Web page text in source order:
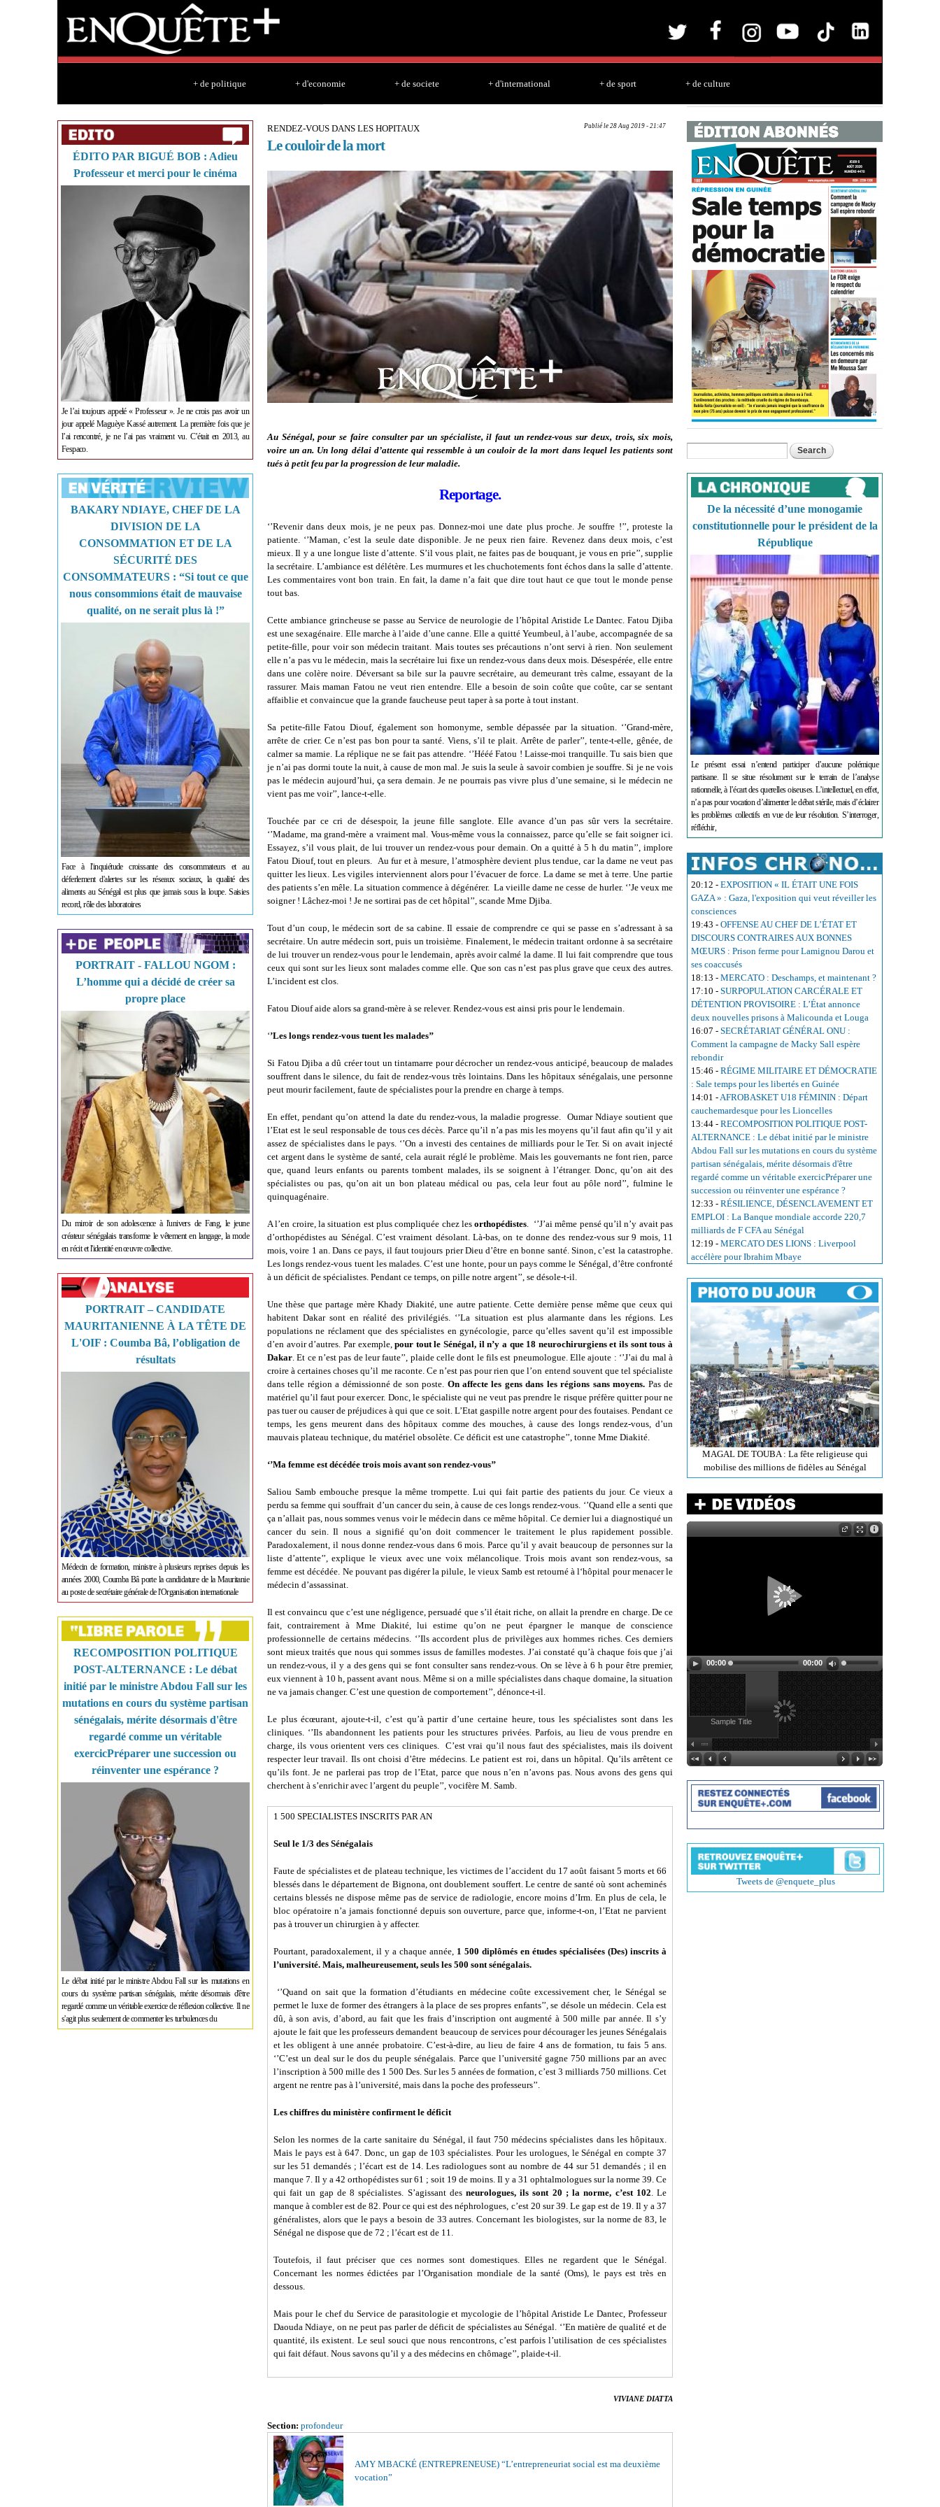
+ de politique + d'economie + de societe + d'international + de sport + de culture
ÉDITO PAR BIGUÉ BOB : Adieu
Professeur et merci pour le cinéma
Je l’ai toujours appelé « Professeur ». Je ne crois pas avoir un
jour appelé Maguèye Kassé autrement. La première fois que je
l’ai rencontré, je ne l’ai pas vraiment vu. C’était en 2013, au
Fespaco.
BAKARY NDIAYE, CHEF DE LA
DIVISION DE LA
CONSOMMATION ET DE LA
SÉCURITÉ DES
CONSOMMATEURS : “Si tout ce que
nous consommions était de mauvaise
qualité, on ne serait plus là !”
Face à l'inquiétude croissante des consommateurs et au
déferlement d'alertes sur les réseaux sociaux, la qualité des
aliments au Sénégal est plus que jamais sous la loupe. Saisies
record, rôle des laboratoires
PORTRAIT - FALLOU NGOM :
L’homme qui a décidé de créer sa
propre place
Du miroir de son adolescence à l'univers de Fang, le jeune
créateur sénégalais transforme le vêtement en langage, la mode
en récit et l'identité en œuvre collective.
PORTRAIT – CANDIDATE
MAURITANIENNE À LA TÊTE DE
L'OIF : Coumba Bâ, l’obligation de
résultats
Médecin de formation, ministre à plusieurs reprises depuis les
années 2000, Coumba Bâ porte la candidature de la Mauritanie
au poste de secrétaire générale de l'Organisation internationale
RECOMPOSITION POLITIQUE
POST-ALTERNANCE : Le débat
initié par le ministre Abdou Fall sur les
mutations en cours du système partisan
sénégalais, mérite désormais d'être
regardé comme un véritable
exercicPréparer une succession ou
réinventer une espérance ?
Le débat initié par le ministre Abdou Fall sur les mutations en
cours du système partisan sénégalais, mérite désormais d'être
regardé comme un véritable exercice de réflexion collective. Il ne
s'agit plus seulement de commenter les turbulences du
Publié le 28 Aug 2019 - 21:47
RENDEZ-VOUS DANS LES HOPITAUX
Le couloir de la mort
Au Sénégal, pour se faire consulter par un spécialiste, il faut un rendez-vous sur deux, trois, six mois,
voire un an. Un long délai d’attente qui ressemble à un couloir de la mort dans lequel les patients sont
tués à petit feu par la progression de leur maladie.
Reportage.
‘’Revenir dans deux mois, je ne peux pas. Donnez-moi une date plus proche. Je souffre !’’, proteste la
patiente. ‘’Maman, c’est la seule date disponible. Je ne peux rien faire. Revenez dans deux mois, c’est
mieux. Il y a une longue liste d’attente. S’il vous plait, ne faites pas de bouquant, je vous en prie’’, supplie
la secrétaire. L’ambiance est délétère. Les murmures et les chuchotements font échos dans la salle d’attente.
Les commentaires vont bon train. En fait, la dame n’a fait que dire tout haut ce que tout le monde pense
tout bas.
Cette ambiance grincheuse se passe au Service de neurologie de l’hôpital Aristide Le Dantec. Fatou Djiba
est une sexagénaire. Elle marche à l’aide d’une canne. Elle a quitté Yeumbeul, à l’aube, accompagnée de sa
petite-fille, pour voir son médecin traitant. Mais toutes ses précautions n’ont servi à rien. Non seulement
elle n’a pas vu le médecin, mais la secrétaire lui fixe un rendez-vous dans deux mois. Désespérée, elle entre
dans une colère noire. Déversant sa bile sur la pauvre secrétaire, au demeurant très calme, essayant de la
rassurer. Mais maman Fatou ne veut rien entendre. Elle a besoin de soin coûte que coûte, car se sentant
affaiblie et convaincue que la grande faucheuse peut taper à sa porte à tout instant.
Sa petite-fille Fatou Diouf, également son homonyme, semble dépassée par la situation. ‘’Grand-mère,
arrête de crier. Ce n’est pas bon pour ta santé. Viens, s’il te plait. Arrête de parler’’, tente-t-elle, gênée, de
calmer sa mamie. La réplique ne se fait pas attendre. ‘’Hééé Fatou ! Laisse-moi tranquille. Tu sais bien que
je n’ai pas dormi toute la nuit, à cause de mon mal. Je suis la seule à savoir combien je souffre. Si je ne vois
pas le médecin aujourd’hui, ça sera demain. Je ne pourrais pas vivre plus d’une semaine, si le médecin ne
vient pas me voir’’, lance-t-elle.
Touchée par ce cri de désespoir, la jeune fille sanglote. Elle avance d’un pas sûr vers la secrétaire.
‘’Madame, ma grand-mère a vraiment mal. Vous-même vous la connaissez, parce qu’elle se fait soigner ici.
Essayez, s’il vous plait, de lui trouver un rendez-vous pour demain. On a quitté à 5 h du matin’’, implore
Fatou Diouf, tout en pleurs. Au fur et à mesure, l’atmosphère devient plus tendue, car la dame ne veut pas
quitter les lieux. Les vigiles interviennent alors pour l’évacuer de force. La dame se met à terre. Une partie
des patients s’en mêle. La situation commence à dégénérer. La vieille dame ne cesse de hurler. ‘’Je veux me
soigner ! Lâchez-moi ! Je ne sortirai pas de cet hôpital’’, scande Mme Djiba.
Tout d’un coup, le médecin sort de sa cabine. Il essaie de comprendre ce qui se passe en s’adressant à sa
secrétaire. Un autre médecin sort, puis un troisième. Finalement, le médecin traitant ordonne à sa secrétaire
de lui trouver un rendez-vous pour le lendemain, après avoir calmé la dame. Il lui fait comprendre que tous
ceux qui sont sur les lieux sont malades comme elle. Que son cas n’est pas plus grave que ceux des autres.
L’incident est clos.
Fatou Diouf aide alors sa grand-mère à se relever. Rendez-vous est ainsi pris pour le lendemain.
‘’Les longs rendez-vous tuent les malades’’
Si Fatou Djiba a dû créer tout un tintamarre pour décrocher un rendez-vous anticipé, beaucoup de malades
souffrent dans le silence, du fait de rendez-vous très lointains. Dans les hôpitaux sénégalais, une personne
peut mourir facilement, faute de spécialistes pour la prendre en charge à temps.
En effet, pendant qu’on attend la date du rendez-vous, la maladie progresse. Oumar Ndiaye soutient que
l’Etat est le seul responsable de tous ces décès. Parce qu’il n’a pas mis les moyens qu’il faut afin qu’il y ait
assez de spécialistes dans le pays. ‘’On a investi des centaines de milliards pour le Ter. Si on avait injecté
cet argent dans le système de santé, cela aurait réglé le problème. Mais les gouvernants ne font rien, parce
que, quand leurs enfants ou parents tombent malades, ils se soignent à l’étranger. Donc, qu’on ait des
spécialistes ou pas, qu’on ait un bon plateau médical ou pas, cela leur fout au pôle nord’’, fulmine le
quinquagénaire.
A l’en croire, la situation est plus compliquée chez lesorthopédistes. ‘’J’ai même pensé qu’il n’y avait pas
d’orthopédistes au Sénégal. C’est vraiment désolant. Là-bas, on te donne des rendez-vous sur 9 mois, 11
mois, voire 1 an. Dans ce pays, il faut toujours prier Dieu d’être en bonne santé. Sinon, c’est la catastrophe.
Les longs rendez-vous tuent les malades. C’est une honte, pour un pays comme le Sénégal, d’être confronté
à un déficit de spécialistes. Pendant ce temps, on pille notre argent’’, se désole-t-il.
Une thèse que partage mère Khady Diakité, une autre patiente. Cette dernière pense même que ceux qui
habitent Dakar sont en réalité des privilégiés. ‘’La situation est plus alarmante dans les régions. Les
populations ne réclament que des spécialistes en gynécologie, parce qu’elles savent qu’il est impossible
d’en avoir d’autres. Par exemple,pour tout le Sénégal, il n’y a que 18 neurochirurgiens et ils sont tous à
Dakar. Et ce n’est pas de leur faute’’, plaide celle dont le fils est pneumologue. Elle ajoute : ‘’J’ai du mal à
croire à certaines choses qu’il me raconte. Ce n’est pas pour rien que l’on entend souvent que tel spécialiste
dans telle région a démissionné de son poste. On affecte les gens dans les régions sans moyens. Pas de
matériel qu’il faut pour exercer. Donc, le spécialiste qui ne veut pas prendre le risque préfère quitter pour ne
pas tuer ou causer de préjudices à qui que ce soit. L’Etat gaspille notre argent pour des foutaises. Pendant ce
temps, les gens meurent dans des hôpitaux comme des mouches, à cause des longs rendez-vous, d’un
mauvais plateau technique, du matériel obsolète. Ce déficit est une catastrophe’’, tonne Mme Diakité.
‘’Ma femme est décédée trois mois avant son rendez-vous’’
Saliou Samb embouche presque la même trompette. Lui qui fait partie des patients du jour. Ce vieux a
perdu sa femme qui souffrait d’un cancer du sein, à cause de ces longs rendez-vous. ‘’Quand elle a senti que
ça n’allait pas, nous sommes venus voir le médecin dans ce même hôpital. Ce dernier lui a diagnostiqué un
cancer du sein. Il nous a signifié qu’on doit commencer le traitement le plus rapidement possible.
Paradoxalement, il nous donne rendez-vous dans 6 mois. Parce qu’il y avait beaucoup de personnes sur la
liste d’attente’’, explique le vieux avec une voix mélancolique. Trois mois avant son rendez-vous, sa
femme est décédée. Ne pouvant pas digérer la pilule, le vieux Samb est retourné à l‘hôpital pour menacer le
médecin d’assassinat.
Il est convaincu que c’est une négligence, persuadé que s’il était riche, on allait la prendre en charge. De ce
fait, contrairement à Mme Diakité, lui estime qu’on ne peut épargner le manque de conscience
professionnelle de certains médecins. ‘’Ils accordent plus de privilèges aux hommes riches. Ces derniers
sont mieux traités que nous qui sommes issus de familles modestes. J’ai constaté qu’à chaque fois que j’ai
un rendez-vous, il y a des gens qui se font consulter sans rendez-vous. On se lève à 6 h pour être premier,
eux viennent à 10 h, passent avant nous. Même si on a mille spécialistes dans chaque domaine, la situation
ne va jamais changer. C’est une question de comportement’’, dénonce-t-il.
Le plus écœurant, ajoute-t-il, c’est qu’à partir d’une certaine heure, tous les spécialistes sont dans les
cliniques. ‘’Ils abandonnent les patients pour les structures privées. Parfois, au lieu de vous prendre en
charge, ils vous orientent vers ces cliniques. C’est vrai qu’il nous faut des spécialistes, mais ils doivent
respecter leur travail. Ils ont choisi d’être médecins. Le patient est roi, dans un hôpital. Qu’ils arrêtent ce
qu’ils font. Je ne parlerai pas trop de l’Etat, parce que nous n’en n’avons pas. Nous avons des gens qui
cherchent à s’enrichir avec l’argent du peuple’’, vocifère M. Samb.
1 500 SPECIALISTES INSCRITS PAR AN
Seul le 1/3 des Sénégalais
Faute de spécialistes et de plateau technique, les victimes de l’accident du 17 août faisant 5 morts et 66
blessés dans le département de Bignona, ont doublement souffert. Le centre de santé où sont acheminés
certains blessés ne dispose même pas de service de radiologie, encore moins d’Irm. En plus de cela, le
bloc opératoire n’a jamais fonctionné depuis son ouverture, parce que, informe-t-on, l’Etat ne parvient
pas à trouver un chirurgien à y affecter.
Pourtant, paradoxalement, il y a chaque année, 1 500 diplômés en études spécialisées (Des) inscrits à
l’université. Mais, malheureusement, seuls les 500 sont sénégalais.
‘’Quand on sait que la formation d’étudiants en médecine coûte excessivement cher, le Sénégal se
permet le luxe de former des étrangers à la place de ses propres enfants’’, se désole un médecin. Cela est
dû, à son avis, d’abord, au fait que les frais d’inscription ont augmenté à 500 mille par année. Il s’y
ajoute le fait que les professeurs demandent beaucoup de services pour décourager les jeunes Sénégalais
et les obligent à une année probatoire. C’est-à-dire, au lieu de faire 4 ans de formation, tu fais 5 ans.
‘’C’est un deal sur le dos du peuple sénégalais. Parce que l’université gagne 750 millions par an avec
l’inscription à 500 mille des 1 500 Des. Sur les 5 années de formation, c’est 3 milliards 750 millions. Cet
argent ne rentre pas à l’université, mais dans la poche des professeurs’’.
Les chiffres du ministère confirment le déficit
Selon les normes de la carte sanitaire du Sénégal, il faut 750 médecins spécialistes dans les hôpitaux.
Mais le pays est à 647. Donc, un gap de 103 spécialistes. Pour les urologues, le Sénégal en compte 37
sur les 51 demandés ; l’écart est de 14. Les radiologues sont au nombre de 44 sur 51 demandés ; il en
manque 7. Il y a 42 orthopédistes sur 61 ; soit 19 de moins. Il y a 31 ophtalmologues sur la norme 39. Ce
qui fait un gap de 8 spécialistes. S’agissant des neurologues, ils sont 20 ; la norme, c’est 102. Le
manque à combler est de 82. Pour ce qui est des néphrologues, c’est 20 sur 39. Le gap est de 19. Il y a 37
généralistes, alors que le pays a besoin de 33 autres. Concernant les biologistes, sur la norme de 83, le
Sénégal ne dispose que de 72 ; l’écart est de 11.
Toutefois, il faut préciser que ces normes sont domestiques. Elles ne regardent que le Sénégal.
Concernant les normes édictées par l’Organisation mondiale de la santé (Oms), le pays est très en
dessous.
Mais pour le chef du Service de parasitologie et mycologie de l’hôpital Aristide Le Dantec, Professeur
Daouda Ndiaye, on ne peut pas parler de déficit de spécialistes au Sénégal. ‘’En matière de qualité et de
quantité, ils existent. Le seul souci que nous rencontrons, c’est parfois l’utilisation de ces spécialistes
qui fait défaut. Nous savons qu’il y a des médecins en chômage’’, plaide-t-il.
VIVIANE DIATTA
Section: profondeur
AMY MBACKÉ (ENTREPRENEUSE) “L’entrepreneuriat social est ma deuxième
vocation”
Search form
De la nécessité d’une monogamie
constitutionnelle pour le président de la
République
Le présent essai n’entend participer d’aucune polémique
partisane. Il se situe résolument sur le terrain de l’analyse
rationnelle, à l’écart des querelles oiseuses. L’intellectuel, en effet,
n’a pas pour vocation d’alimenter le débat stérile, mais d’éclairer
les problèmes collectifs en vue de leur résolution. S’interroger,
réfléchir,
20:12 - EXPOSITION « IL ÉTAIT UNE FOIS
GAZA » : Gaza, l'exposition qui veut réveiller les
consciences
19:43 - OFFENSE AU CHEF DE L’ÉTAT ET
DISCOURS CONTRAIRES AUX BONNES
MŒURS : Prison ferme pour Lamignou Darou et
ses coaccusés
18:13 - MERCATO : Deschamps, et maintenant ?
17:10 - SURPOPULATION CARCÉRALE ET
DÉTENTION PROVISOIRE : L’État annonce
deux nouvelles prisons à Malicounda et Louga
16:07 - SECRÉTARIAT GÉNÉRAL ONU :
Comment la campagne de Macky Sall espère
rebondir
15:46 - RÉGIME MILITAIRE ET DÉMOCRATIE
: Sale temps pour les libertés en Guinée
14:01 -AFROBASKET U18 FÉMININ : Départ
cauchemardesque pour les Lioncelles
13:44 - RECOMPOSITION POLITIQUE POST-
ALTERNANCE : Le débat initié par le ministre
Abdou Fall sur les mutations en cours du système
partisan sénégalais, mérite désormais d'être
regardé comme un véritable exercicPréparer une
succession ou réinventer une espérance ?
12:33 - RÉSILIENCE, DÉSENCLAVEMENT ET
EMPLOI : La Banque mondiale accorde 220,7
milliards de F CFA au Sénégal
12:19 - MERCATO DES LIONS : Liverpool
accélère pour Ibrahim Mbaye
MAGAL DE TOUBA : La fête religieuse qui
mobilise des millions de fidèles au Sénégal
00:00 00:00
Sample Title
Tweets de @enquete_plus